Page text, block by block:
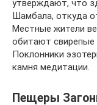
утверждают, что
Шамбала, откуда
Местные жители
обитают свирепые
Поклонники
камня медитации.
Пещеры